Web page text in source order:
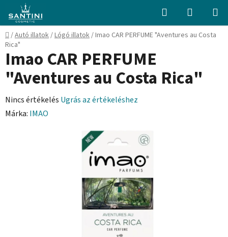
fő
tartalomhoz
Keresés KOSÁR
Kezdőlap
/Autó illatok/Lógó illatok/Imao CAR PERFUME "Aventures au Costa
Rica"
Imao CAR PERFUME
"Aventures au Costa Rica"
A
termék
Nincs értékelés Ugrás az értékeléshez
Márka: IMAO